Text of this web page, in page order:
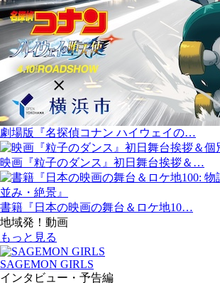
劇場版『名探偵コナン ハイウェイの…
映画『粒子のダンス』初日舞台挨拶＆…
書籍『日本の映画の舞台＆ロケ地10…
地域発！動画
もっと見る
SAGEMON GIRLS
インタビュー・予告編